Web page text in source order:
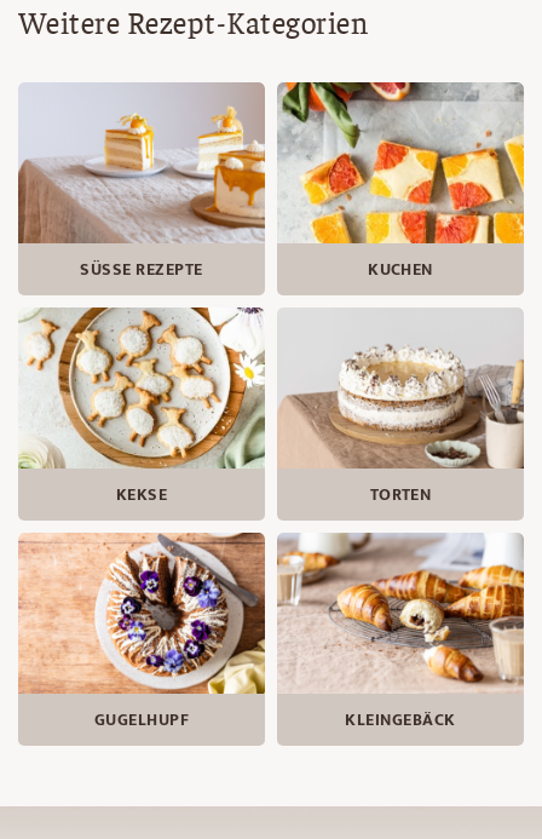
Weitere Rezept-Kategorien
SÜSSE REZEPTE KUCHEN
KEKSE TORTEN
GUGELHUPF KLEINGEBÄCK